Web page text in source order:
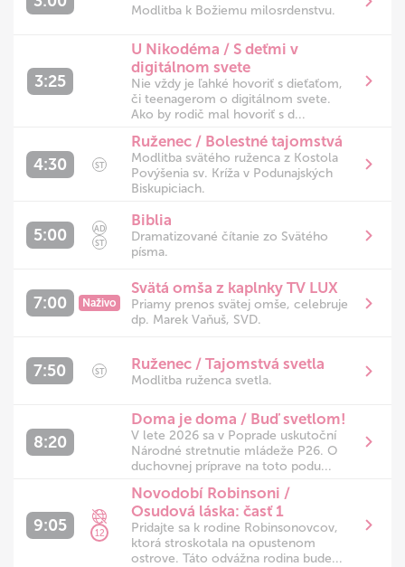
Modlitba k Božiemu milosrdenstvu.
3:25
U Nikodéma / S deťmi v
digitálnom svete
Nie vždy je ľahké hovoriť s dieťaťom,
či teenagerom o digitálnom svete.
Ako by rodič mal hovoriť s d...
4:30 ST
Ruženec / Bolestné tajomstvá
Modlitba svätého ruženca z Kostola
Povýšenia sv. Kríža v Podunajských
Biskupiciach.
5:00
AD
ST
Biblia
Dramatizované čítanie zo Svätého
písma.
7:00 Naživo
Svätá omša z kaplnky TV LUX
Priamy prenos svätej omše, celebruje
dp. Marek Vaňuš, SVD.
7:50 ST Ruženec / Tajomstvá svetla
Modlitba ruženca svetla.
8:20
Doma je doma / Buď svetlom!
V lete 2026 sa v Poprade uskutoční
Národné stretnutie mládeže P26. O
duchovnej príprave na toto podu...
9:05 12
Novodobí Robinsoni /
Osudová láska: časť 1
Pridajte sa k rodine Robinsonovcov,
ktorá stroskotala na opustenom
ostrove. Táto odvážna rodina bude...